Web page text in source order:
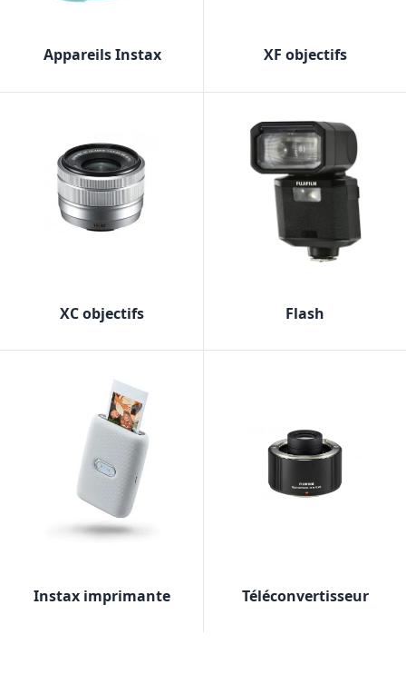
Appareils Instax XF objectifs
XC objectifs Flash
Instax imprimante Téléconvertisseur